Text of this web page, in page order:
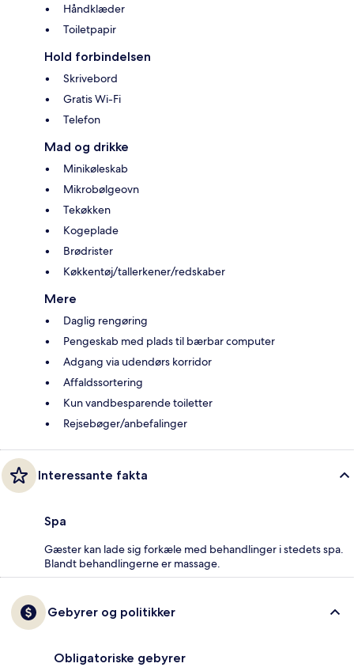
Håndklæder
Toiletpapir
Hold forbindelsen
Skrivebord
Gratis Wi-Fi
Telefon
Mad og drikke
Minikøleskab
Mikrobølgeovn
Tekøkken
Kogeplade
Brødrister
Køkkentøj/tallerkener/redskaber
Mere
Daglig rengøring
Pengeskab med plads til bærbar computer
Adgang via udendørs korridor
Affaldssortering
Kun vandbesparende toiletter
Rejsebøger/anbefalinger
Interessante fakta
Spa
Gæster kan lade sig forkæle med behandlinger i stedets spa.
Blandt behandlingerne er massage.
Gebyrer og politikker
Obligatoriske gebyrer